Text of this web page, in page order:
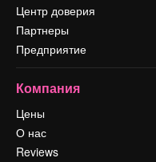
Центр доверия
Партнеры
Предприятие
Компания
Цены
О нас
Reviews